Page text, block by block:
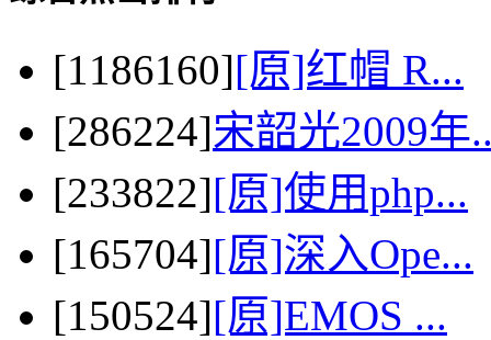
[1186160][原]红帽 R...
[286224]宋韶光2009年
[233822][原]使用php...
[165704][原]深入Ope...
[150524][原]EMOS ...